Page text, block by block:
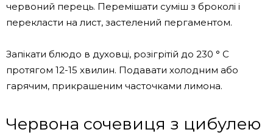
червоний перець. Перемішати суміш з броколі і
перекласти на лист, застелений пергаментом.
Запікати блюдо в духовці, розігрітій до 230 ° C
протягом 12-15 хвилин. Подавати холодним або
гарячим, прикрашеним часточками лимона.
Червона сочевиця з цибулею